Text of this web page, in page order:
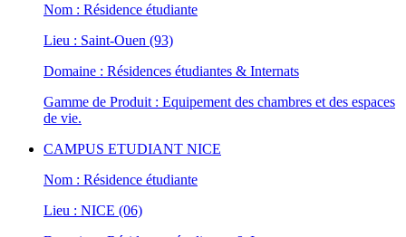
Nom : Résidence étudiante
Lieu : Saint-Ouen (93)
Domaine : Résidences étudiantes & Internats
Gamme de Produit : Equipement des chambres et des espaces
de vie.
CAMPUS ETUDIANT NICE
Nom : Résidence étudiante
Lieu : NICE (06)